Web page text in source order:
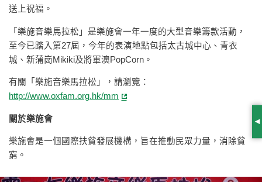
送上祝福。
「樂施音樂馬拉松」是樂施會一年一度的大型音樂籌款活動，
至今已踏入第27屆，今年的表演地點包括太古城中心、青衣
城、新蒲崗Mikiki及將軍澳PopCorn。
有關「樂施音樂馬拉松」，請瀏覽：
http://www.oxfam.org.hk/mm
關於樂施會
樂施會是一個國際扶貧發展機構，旨在推動民眾力量，消除貧
窮。